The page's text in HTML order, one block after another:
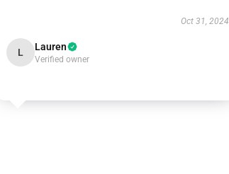
Oct 31, 2024
L Lauren
Verified owner